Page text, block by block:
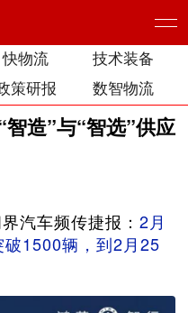
快物流
技术装备
策研报 数智物流
造”与“智选”供应
汽车频传捷报： 2月
1500辆，到2月25